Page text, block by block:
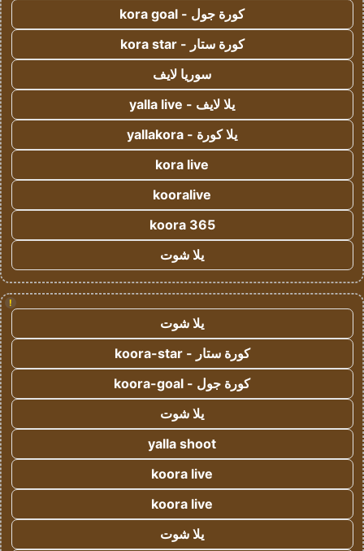
كورة جول - kora goal
كورة ستار - kora star
سوريا لايف
يلا لايف - yalla live
يلا كورة - yallakora
kora live
kooralive
koora 365
يلا شوت
!
يلا شوت
كورة ستار - koora-star
كورة جول - koora-goal
يلا شوت
yalla shoot
koora live
koora live
يلا شوت